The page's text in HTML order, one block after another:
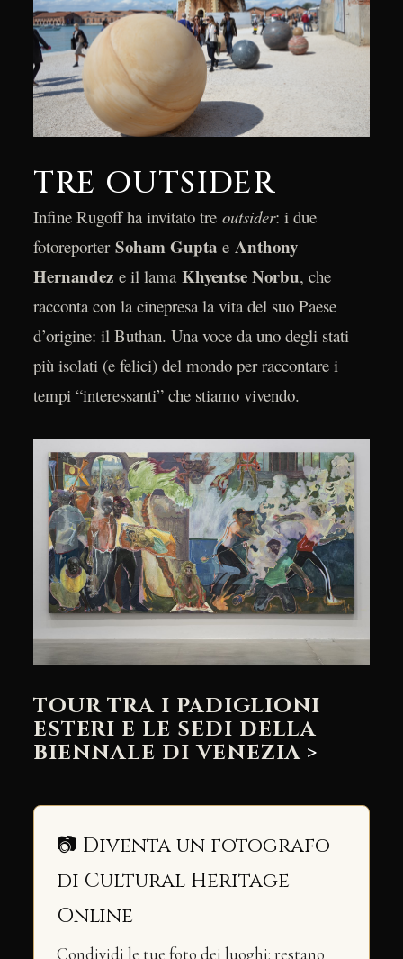
TRE OUTSIDER
Infine Rugoff ha invitato tre outsider: i due
fotoreporter Soham Guptae Anthony
Hernandeze il lama Khyentse Norbu, che
racconta con la cinepresa la vita del suo Paese
d’origine: il Buthan. Una voce da uno degli stati
più isolati (e felici) del mondo per raccontare i
tempi “interessanti” che stiamo vivendo.
TOUR TRA I PADIGLIONI
ESTERI E LE SEDI DELLA
BIENNALE DI VENEZIA >
📷 Diventa un fotografo
di Cultural Heritage
Online
Condividi le tue foto dei luoghi: restano